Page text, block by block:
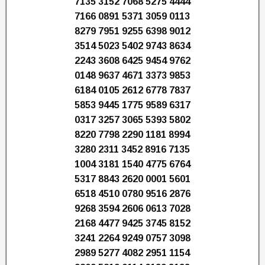
7166 0891 5371 3059 0113
8279 7951 9255 6398 9012
3514 5023 5402 9743 8634
2243 3608 6425 9454 9762
0148 9637 4671 3373 9853
6184 0105 2612 6778 7837
5853 9445 1775 9589 6317
0317 3257 3065 5393 5802
8220 7798 2290 1181 8994
3280 2311 3452 8916 7135
1004 3181 1540 4775 6764
5317 8843 2620 0001 5601
6518 4510 0780 9516 2876
9268 3594 2606 0613 7028
2168 4477 9425 3745 8152
3241 2264 9249 0757 3098
2989 5277 4082 2951 1154